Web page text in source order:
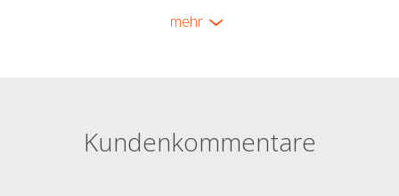
mehr
Kundenkommentare